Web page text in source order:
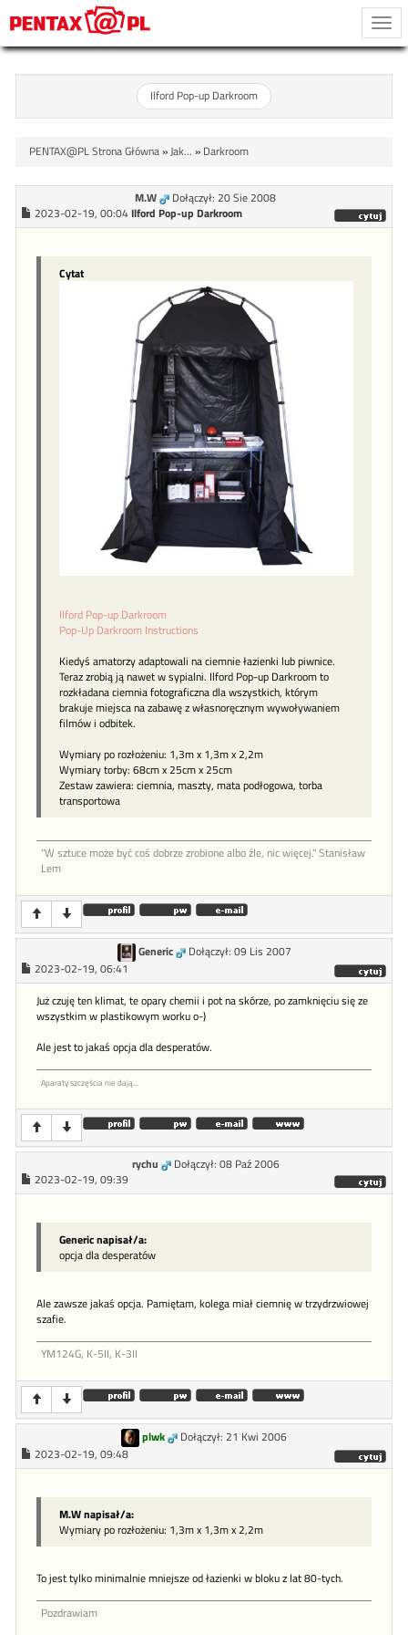
Ilford Pop-up Darkroom
PENTAX@PL Strona Główna»Jak... » Darkroom
M.W
Dołączył: 20 Sie 2008
2023-02-19, 00:04 Ilford Pop-up Darkroom
Cytat
Ilford Pop-up Darkroom
Pop-Up Darkroom Instructions
Kiedyś amatorzy adaptowali na ciemnie łazienki lub piwnice.
Teraz zrobią ją nawet w sypialni. Ilford Pop-up Darkroom to
rozkładana ciemnia fotograficzna dla wszystkich, którym
brakuje miejsca na zabawę z własnoręcznym wywoływaniem
filmów i odbitek.
Wymiary po rozłożeniu: 1,3m x 1,3m x 2,2m
Wymiary torby: 68cm x 25cm x 25cm
Zestaw zawiera: ciemnia, maszty, mata podłogowa, torba
transportowa
"W sztu­ce może być coś dob­rze zro­bione al­bo źle, nic więcej." Stanisław
Lem
Generic
Dołączył: 09 Lis 2007
2023-02-19, 06:41
Już czuję ten klimat, te opary chemii i pot na skórze, po zamknięciu się ze
wszystkim w plastikowym worku o-)
Ale jest to jakaś opcja dla desperatów.
Aparaty szczęścia nie dają...
rychu
Dołączył: 08 Paź 2006
2023-02-19, 09:39
Generic napisał/a:
opcja dla desperatów
Ale zawsze jakaś opcja. Pamiętam, kolega miał ciemnię w trzydrzwiowej
szafie.
YM124G, K-5II, K-3II
plwk
Dołączył: 21 Kwi 2006
2023-02-19, 09:48
M.W napisał/a:
Wymiary po rozłożeniu: 1,3m x 1,3m x 2,2m
To jest tylko minimalnie mniejsze od łazienki w bloku z lat 80-tych.
Pozdrawiam